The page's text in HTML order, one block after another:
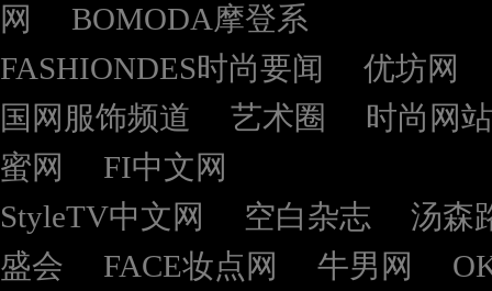
网
BOMODA摩登系
FASHIONDES时尚要闻
优坊网
国网服饰频道
艺术圈
时尚网站
蜜网
FI中文网
StyleTV中文网
空白杂志
汤森
盛会
FACE妆点网 牛男网